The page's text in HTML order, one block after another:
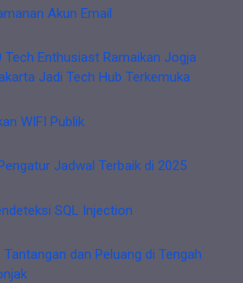
Akun Email
Tech Enthusiast Ramaikan Jogja
Jadi Tech Hub Terkemuka
WIFI Publik
Jadwal Terbaik di 2025
SQL Injection
dan Peluang di Tengah